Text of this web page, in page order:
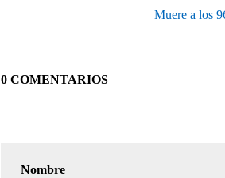
Muere a los
0 COMENTARIOS
Nombre